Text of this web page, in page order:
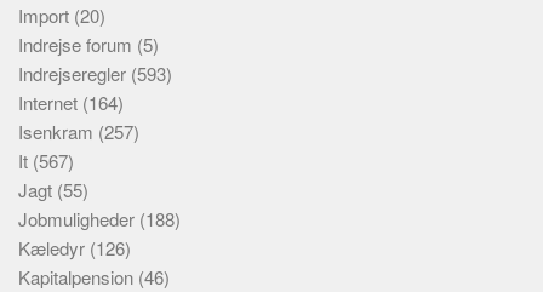
Import (20)
Indrejse forum (5)
Indrejseregler (593)
Internet (164)
Isenkram (257)
It (567)
Jagt (55)
Jobmuligheder (188)
Kæledyr (126)
Kapitalpension (46)